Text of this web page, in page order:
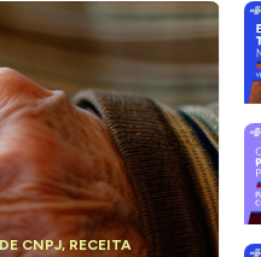
CNPJ,RECEITA